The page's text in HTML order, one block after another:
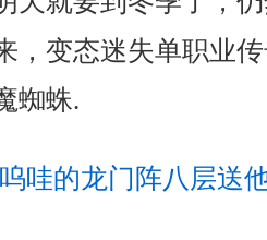
，变态迷失单职业
蜘蛛.
哇的龙门阵八层送